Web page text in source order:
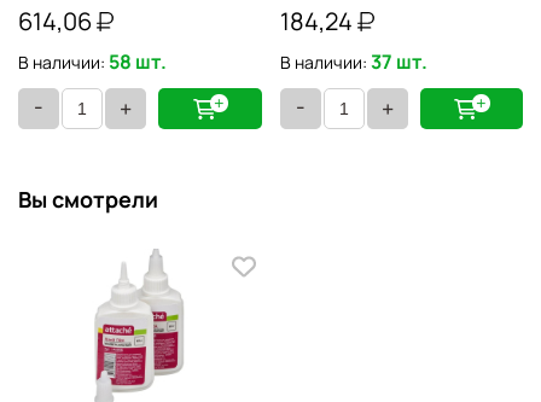
614,06
В наличии: 58 шт.
- +
184,24
В наличии: 37 шт.
- +
Вы смотрели